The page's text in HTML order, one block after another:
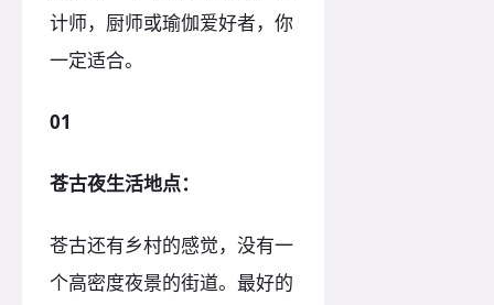
计师，厨师或瑜伽爱好者，你
一定适合。
01
苍古夜生活地点：
苍古还有乡村的感觉，没有一
个高密度夜景的街道。最好的